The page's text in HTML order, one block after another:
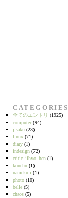
CATEGORIES
全てのエントリ (1925)
computer(94)
jisaku (23)
linux (71)
diary (1)
indesign (72)
critic_jihyo_hen (1)
konchu (1)
namekuji (1)
photo (10)
belle (5)
chaos (5)